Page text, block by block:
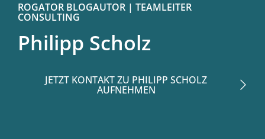
ROGATOR BLOGAUTOR | TEAMLEITER
CONSULTING
Philipp Scholz
JETZT KONTAKT ZU PHILIPP SCHOLZ
AUFNEHMEN